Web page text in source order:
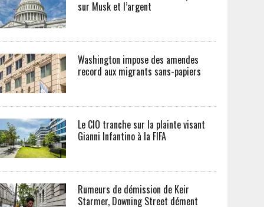
sur Musk et l’argent
Washington impose des amendes
record aux migrants sans-papiers
Le CIO tranche sur la plainte visant
Gianni Infantino à la FIFA
Rumeurs de démission de Keir
Starmer, Downing Street dément